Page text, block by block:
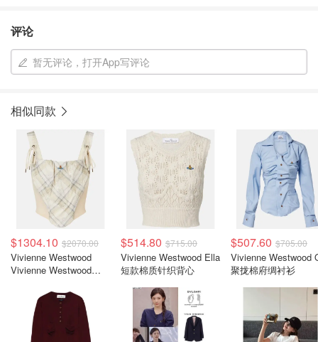
评论
暂无评论，打开App写评论
相似同款
$1304.10 $2070.00
Vivienne Westwood
Vivienne Westwood
$514.80 $715.00
Vivienne Westwood Ella
短款棉质针织背心
$507.60 $705.00
Vivienne Westwood
聚拢棉府绸衬衫